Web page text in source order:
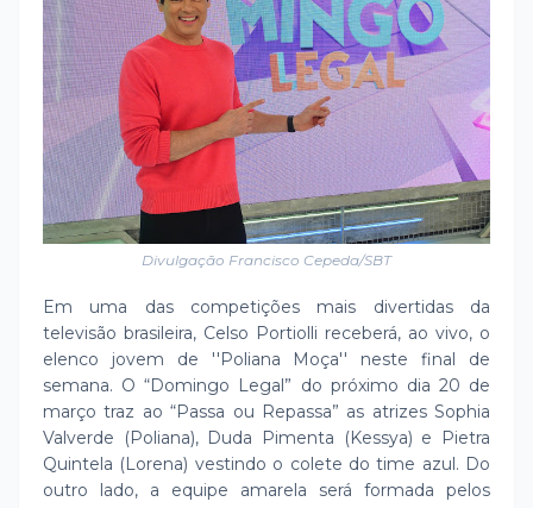
Divulgação Francisco Cepeda/SBT
Em uma das competições mais divertidas da
televisão brasileira, Celso Portiolli receberá, ao vivo, o
elenco jovem de ''Poliana Moça'' neste final de
semana. O “Domingo Legal” do próximo dia 20 de
março traz ao “Passa ou Repassa” as atrizes Sophia
Valverde (Poliana), Duda Pimenta (Kessya) e Pietra
Quintela (Lorena) vestindo o colete do time azul. Do
outro lado, a equipe amarela será formada pelos